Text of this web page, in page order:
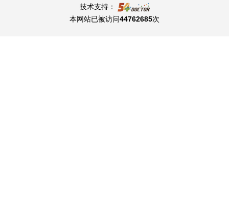
技术支持：
本网站已被访问44762685次